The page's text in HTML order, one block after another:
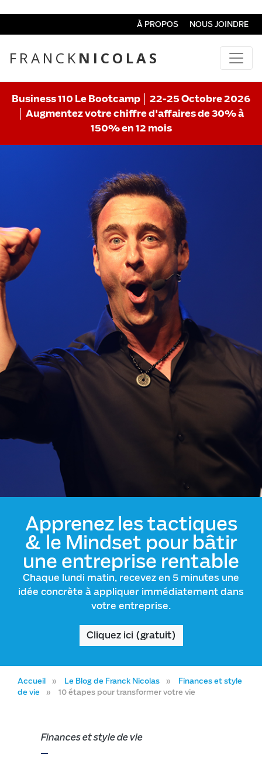
À PROPOS NOUS JOINDRE
FRANCK NICOLAS
Business 110 Le Bootcamp │ 22-25 Octobre 2026
│ Augmentez votre chiffre d'affaires de 30% à
150% en 12 mois
Apprenez les tactiques
& le Mindset pour bâtir
une entreprise rentable
Chaque lundi matin, recevez en 5 minutes une
idée concrète à appliquer immédiatement dans
votre entreprise.
Cliquez ici (gratuit)
Accueil Le Blog de Franck Nicolas
Finances et style
de vie
10 étapes pour transformer votre vie
Finances et style de vie